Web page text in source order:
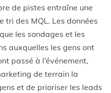
de pistes entraîne une
tri des MQL. Les données
les sondages et les
auxquelles les gens ont
passé à l’événement,
de terrain la
et de prioriser les leads